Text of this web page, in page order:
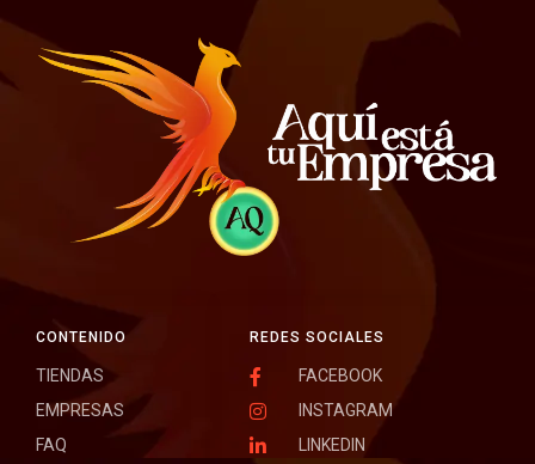
REDES SOCIALES
FACEBOOK
INSTAGRAM
LINKEDIN
CONTENIDO
TIENDAS
EMPRESAS
FAQ